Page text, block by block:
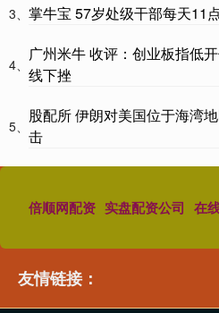
3、 掌牛宝 57岁处级干部每天11
4、
广州米牛 收评：创业板指低
线下挫
5、
股配所 伊朗对美国位于海湾
击
倍顺网配资 实盘配资公司 在
友情链接：